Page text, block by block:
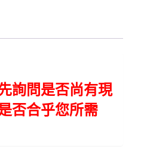
詢問是否尚有現
否合乎您所需